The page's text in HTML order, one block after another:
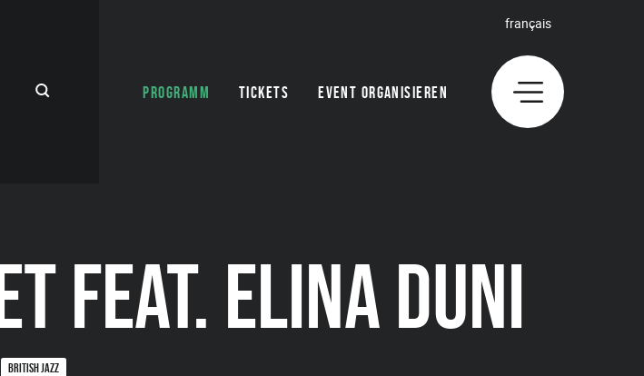
PROGRAMM TICKETS EVENT ORGANISIEREN
français
FEAT. ELINA DUNI
BRITISH JAZZ